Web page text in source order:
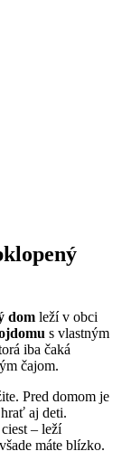
dom leží v obci
s vlastným
iba čaká
čajom.
Pred domom je
aj deti.
– leží
máte blízko.